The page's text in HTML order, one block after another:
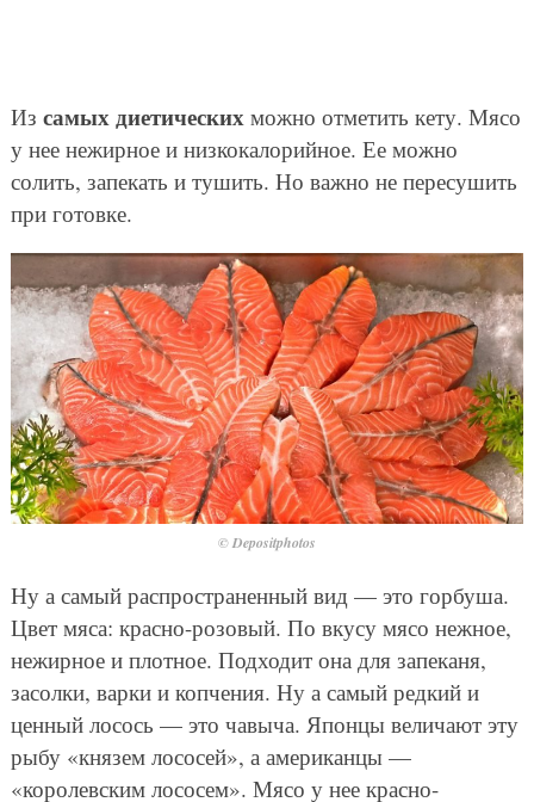
Из самых диетическихможно отметить кету. Мясо
у нее нежирное и низкокалорийное. Ее можно
солить, запекать и тушить. Но важно не пересушить
при готовке.
© Depositphotos
Ну а самый распространенный вид — это горбуша.
Цвет мяса: красно-розовый. По вкусу мясо нежное,
нежирное и плотное. Подходит она для запеканя,
засолки, варки и копчения. Ну а самый редкий и
ценный лосось — это чавыча. Японцы величают эту
рыбу «князем лососей», а американцы —
«королевским лососем». Мясо у нее красно-